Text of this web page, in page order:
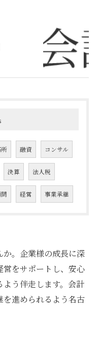
融資 コンサル
決算 法人税
経営 事業承継
。企業様の成長に深
営をサポートし、安心
よう伴走します。会計
進められるよう名古